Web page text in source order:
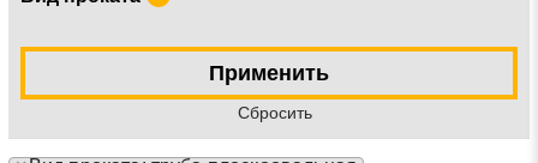
Применить
Cбросить
Прикрепить файл (до 20 mb)
Отправить заявку